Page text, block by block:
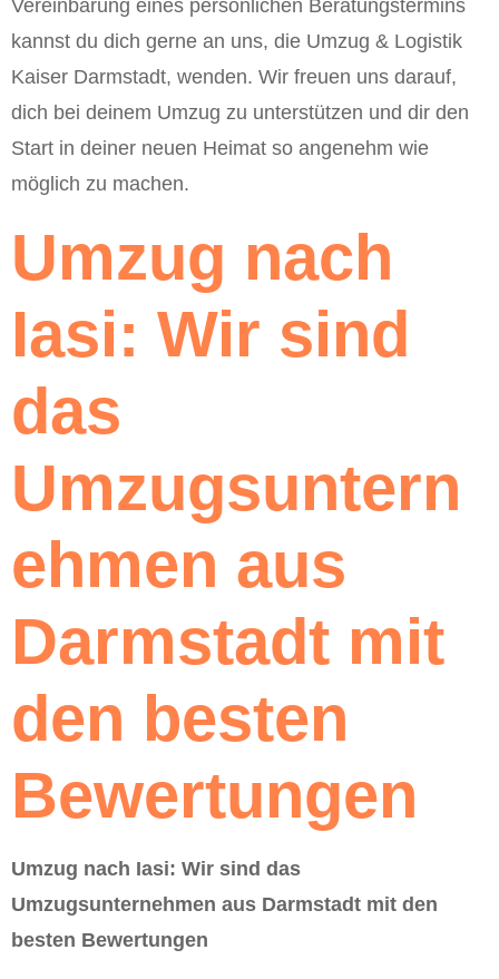
Vereinbarung eines persönlichen Beratungstermins
kannst du dich gerne an uns, die Umzug & Logistik
Kaiser Darmstadt, wenden. Wir freuen uns darauf,
dich bei deinem Umzug zu unterstützen und dir den
Start in deiner neuen Heimat so angenehm wie
möglich zu machen.
Umzug nach
Iasi: Wir sind
das
Umzugsuntern
ehmen aus
Darmstadt mit
den besten
Bewertungen
Umzug nach Iasi: Wir sind das
Umzugsunternehmen aus Darmstadt mit den
besten Bewertungen